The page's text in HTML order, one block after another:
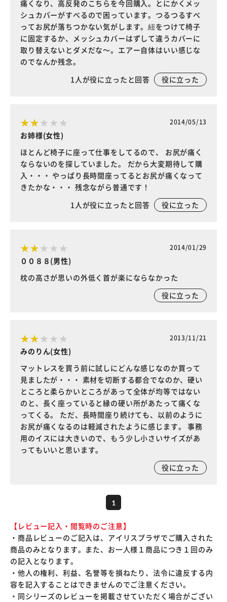
痛くなり、高反発のこちらを今回購入。とにかくメッ
シュカバーがすべるので困っています。つるつるすべ
ってお尻が落ちつかない気がします。紐をつけて椅子
に固定するか、メッシュカバーはずして違うカバーに
取り替えないとダメだな～。エアー自体はいい感じな
のでなんか残念。
1人が役に立ったと回答 役に立った
2014/05/13
お姉様(女性)
ほとんど椅子に座って仕事をしてるので、 お尻が痛く
ならないのを探していました。 だから大変期待して購
入・・・ やっぱり長時間座ってるとお尻が痛くなって
きたかな・・・ 残念ながら普通です！
1人が役に立ったと回答 役に立った
2014/01/29
００８８(男性)
枕の高さが思いの外低く首が楽にならなかった
役に立った
2013/11/21
みのりん(女性)
マットレスを買う前に試しにどんな感じなのか買って
見ましたが・・・ 素材を切断する都合でなのか、硬い
ところと柔らかいところがあって全体が均等ではない
のと、長く座っていると縁の硬い所があたって痛くな
ってくる。 ただ、長時間座り続けても、以前のように
お尻が痛くなるのは軽減されたように感じます。 事務
用のイスには大きいので、もう少し小さいサイズがあ
ってもいいと思います。
役に立った
1
【レビュー記入・閲覧時のご注意】
・商品レビューのご記入は、アイリスプラザでご購入された
商品のみとなります。また、お一人様１商品につき１回のみ
の記入となります。
・他人の権利、利益、名誉等を損ねたり、法令に違反する内
容を記入することはできませんのでご注意ください。
・同シリーズのレビューを掲載させていただく場合がござい